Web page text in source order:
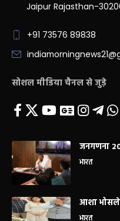
Jaipur Rajasthan-
+91 73576 89838
सोशल मीडिया चैनल से जुड़े
जनगणना
भारत
आशा